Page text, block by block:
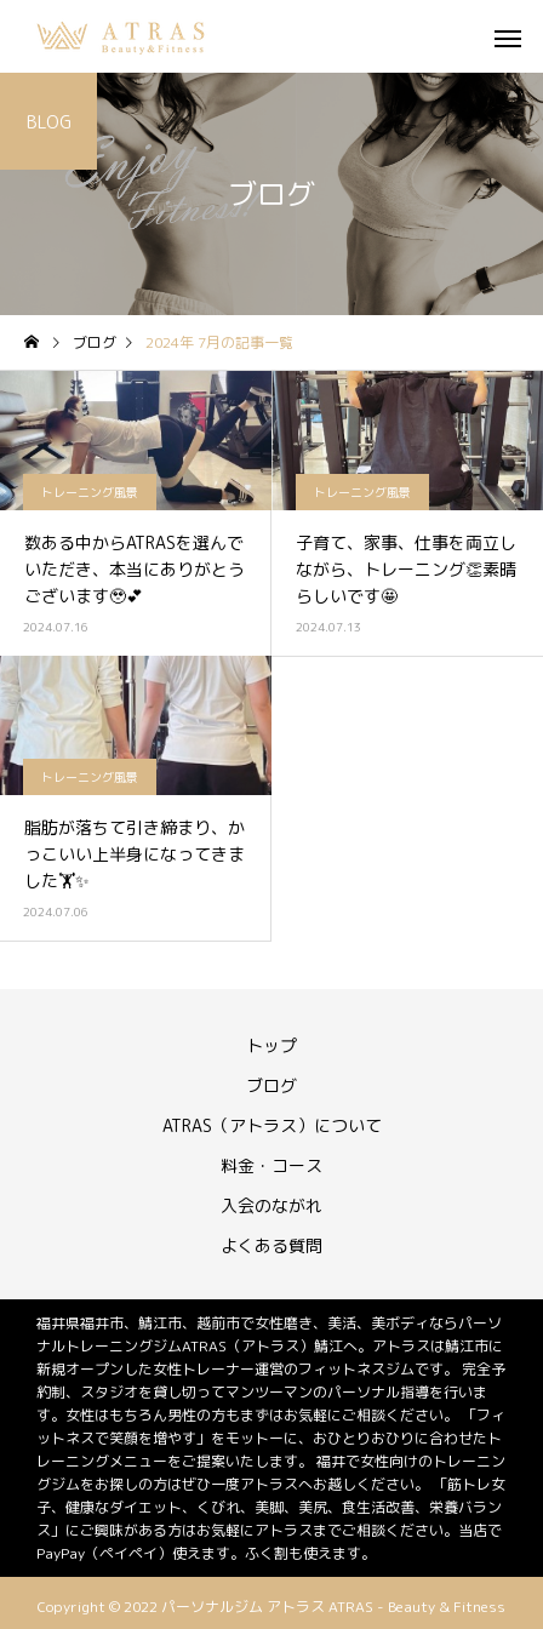
ブログ
BLOG
ブログ 2024年 7月の記事一覧
トレーニング風景
数ある中からATRASを選んで
いただき、本当にありがとう
ございます🥹💕
2024.07.16
トレーニング風景
子育て、家事、仕事を両立し
ながら、トレーニング👏素晴
らしいです🤩
2024.07.13
トレーニング風景
脂肪が落ちて引き締まり、か
っこいい上半身になってきま
した🏋️✨
2024.07.06
トップ
ブログ
ATRAS（アトラス）について
料金・コース
入会のながれ
よくある質問
福井県福井市、鯖江市、越前市で女性磨き、美活、美ボディならパーソ
ナルトレーニングジムATRAS（アトラス）鯖江へ。アトラスは鯖江市に
新規オープンした女性トレーナー運営のフィットネスジムです。 完全予
約制、スタジオを貸し切ってマンツーマンのパーソナル指導を行いま
す。女性はもちろん男性の方もまずはお気軽にご相談ください。 「フィ
ットネスで笑顔を増やす」をモットーに、おひとりおひりに合わせたト
レーニングメニューをご提案いたします。 福井で女性向けのトレーニン
グジムをお探しの方はぜひ一度アトラスへお越しください。 「筋トレ女
子、健康なダイエット、くびれ、美脚、美尻、食生活改善、栄養バラン
ス」にご興味がある方はお気軽にアトラスまでご相談ください。当店で
PayPay（ペイペイ）使えます。ふく割も使えます。
Copyright © 2022 パーソナルジム アトラス ATRAS - Beauty & Fitness